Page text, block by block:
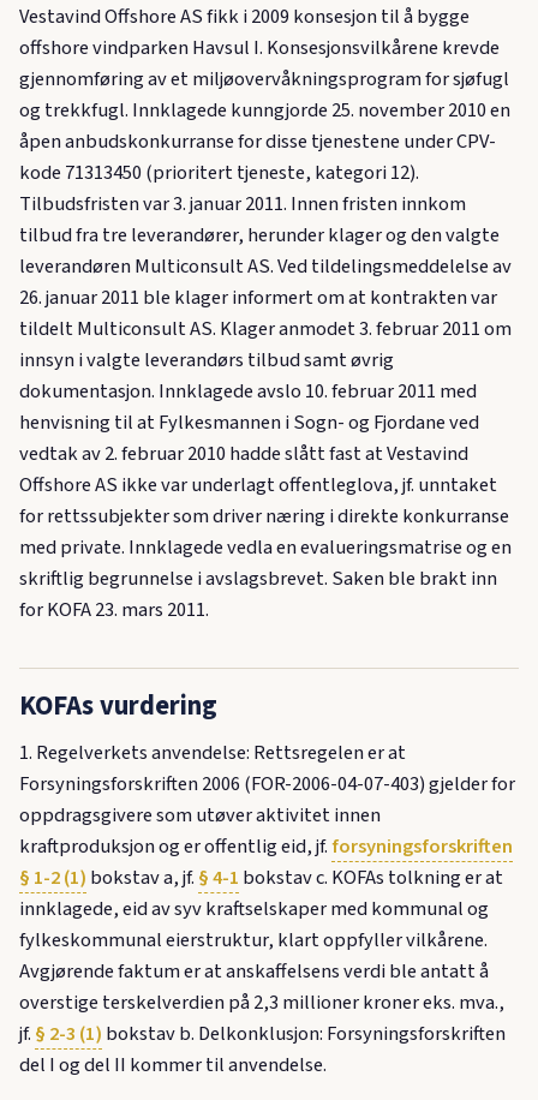
Vestavind Offshore AS fikk i 2009 konsesjon til å bygge
offshore vindparken Havsul I. Konsesjonsvilkårene krevde
gjennomføring av et miljøovervåkningsprogram for sjøfugl
og trekkfugl. Innklagede kunngjorde 25. november 2010 en
åpen anbudskonkurranse for disse tjenestene under CPV-
kode 71313450 (prioritert tjeneste, kategori 12).
Tilbudsfristen var 3. januar 2011. Innen fristen innkom
tilbud fra tre leverandører, herunder klager og den valgte
leverandøren Multiconsult AS. Ved tildelingsmeddelelse av
26. januar 2011 ble klager informert om at kontrakten var
tildelt Multiconsult AS. Klager anmodet 3. februar 2011 om
innsyn i valgte leverandørs tilbud samt øvrig
dokumentasjon. Innklagede avslo 10. februar 2011 med
henvisning til at Fylkesmannen i Sogn- og Fjordane ved
vedtak av 2. februar 2010 hadde slått fast at Vestavind
Offshore AS ikke var underlagt offentleglova, jf. unntaket
for rettssubjekter som driver næring i direkte konkurranse
med private. Innklagede vedla en evalueringsmatrise og en
skriftlig begrunnelse i avslagsbrevet. Saken ble brakt inn
for KOFA 23. mars 2011.
KOFAs vurdering
1. Regelverkets anvendelse: Rettsregelen er at
Forsyningsforskriften 2006 (FOR-2006-04-07-403) gjelder for
oppdragsgivere som utøver aktivitet innen
kraftproduksjon og er offentlig eid, jf.forsyningsforskriften
§ 1-2 (1) bokstav a, jf. § 4-1 bokstav c. KOFAs tolkning er at
innklagede, eid av syv kraftselskaper med kommunal og
fylkeskommunal eierstruktur, klart oppfyller vilkårene.
Avgjørende faktum er at anskaffelsens verdi ble antatt å
overstige terskelverdien på 2,3 millioner kroner eks. mva.,
jf. § 2-3 (1) bokstav b. Delkonklusjon: Forsyningsforskriften
del I og del II kommer til anvendelse.